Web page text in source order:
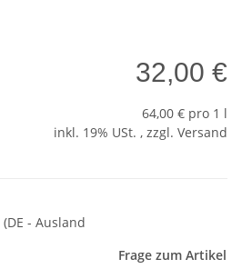
32,00 €
64,00 € pro 1 l
inkl. 19% USt. , zzgl. Versand
(DE - Ausland
Frage zum Artikel